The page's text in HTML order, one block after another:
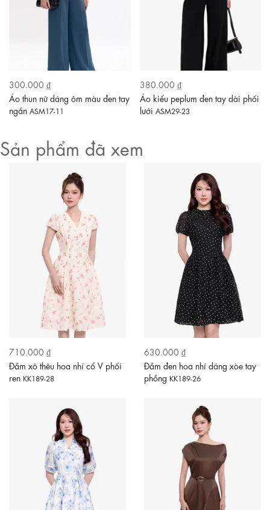
300.000 ₫
Áo thun nữ dáng ôm màu đen tay
ngắn ASM17-11
380.000 ₫
Áo kiểu peplum đen tay dài phối
lưới ASM29-23
Sản phẩm đã xem
710.000 ₫
Đầm xô thêu hoa nhí cổ V phối
ren KK189-28
630.000 ₫
Đầm đen hoa nhí dáng xòe tay
phồng KK189-26